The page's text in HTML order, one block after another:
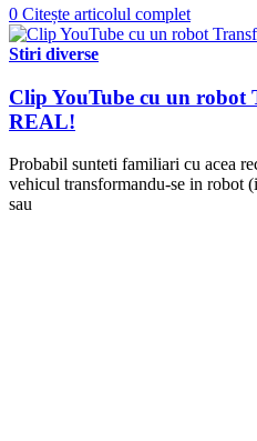
0 Citește articolul complet
Stiri diverse
Clip YouTube cu un robot
REAL!
Probabil sunteti familiari cu acea
vehicul transformandu-se in robot
sau